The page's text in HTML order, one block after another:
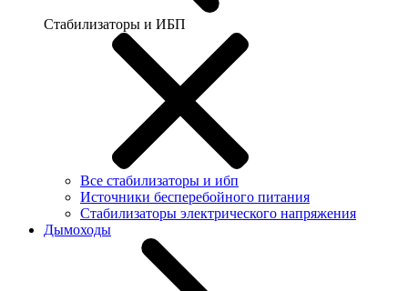
Стабилизаторы и ИБП
Все стабилизаторы и ибп
Источники бесперебойного питания
Стабилизаторы электрического напряжения
Дымоходы